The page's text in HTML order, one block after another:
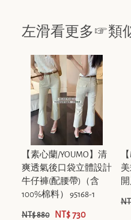
左滑看更多☞類
【素心蘭/YOUMO】清
爽透氣後口袋立體設計
牛仔褲(配腰帶)（含
100%棉料） 95168-1
NT$ 880 NT$ 730